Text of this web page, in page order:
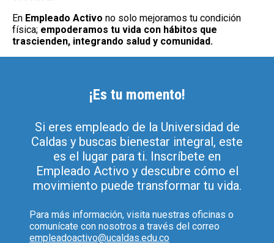
En Empleado Activo no solo mejoramos tu condición
física; empoderamos tu vida con hábitos que
trascienden, integrando salud y comunidad.
¡Es tu momento!
Si eres empleado de la Universidad de
Caldas y buscas bienestar integral, este
es el lugar para ti. Inscríbete en
Empleado Activo y descubre cómo el
movimiento puede transformar tu vida.
Para más información, visita nuestras oficinas o
comunícate con nosotros a través del correo
empleadoactivo@ucaldas.edu.co